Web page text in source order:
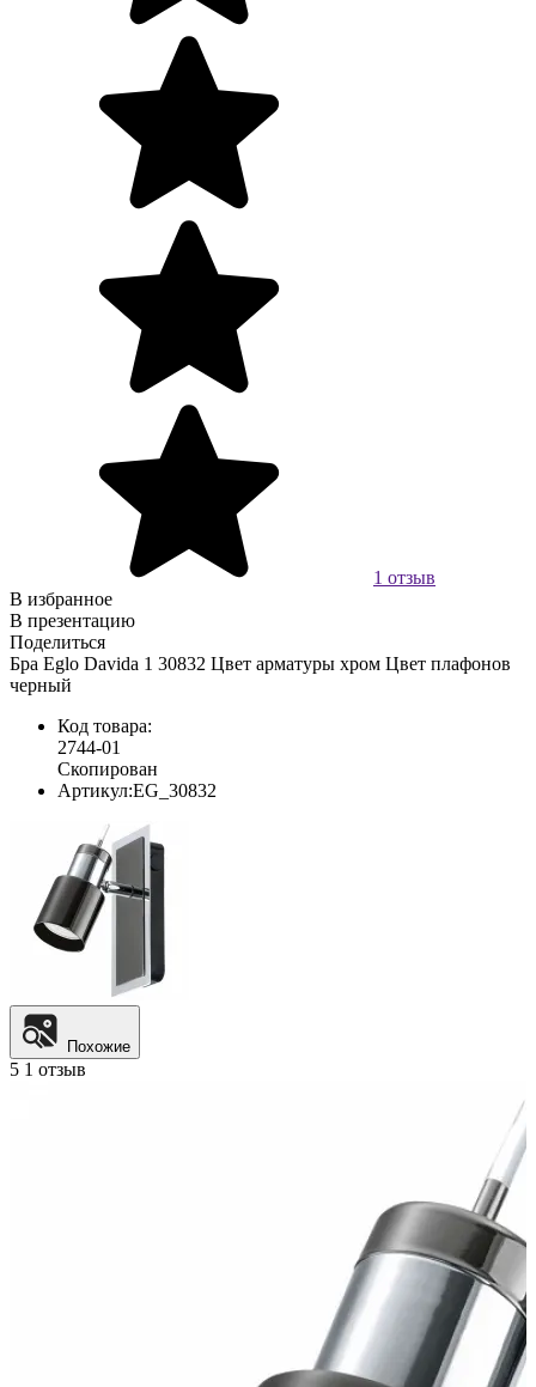
1 отзыв
В избранное
В презентацию
Поделиться
Бра Eglo Davida 1 30832 Цвет арматуры хром Цвет плафонов
черный
Код товара:
2744-01
Скопирован
Артикул:EG_30832
Похожие
5 1 отзыв